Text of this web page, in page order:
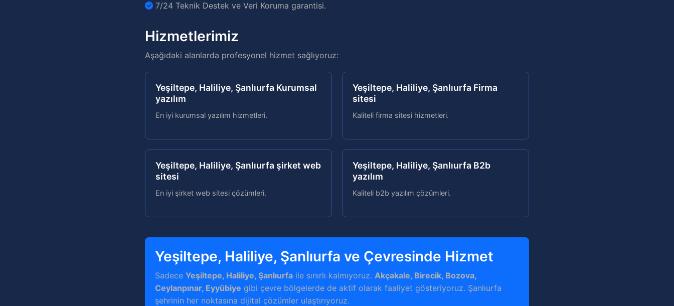
7/24 Teknik Destek ve Veri Koruma garantisi.
Hizmetlerimiz
Aşağıdaki alanlarda profesyonel hizmet sağlıyoruz:
Yeşiltepe, Haliliye, Şanlıurfa Kurumsal
yazılım
En iyi kurumsal yazılım hizmetleri.
Yeşiltepe, Haliliye, Şanlıurfa Firma
sitesi
Kaliteli firma sitesi hizmetleri.
Yeşiltepe, Haliliye, Şanlıurfa şirket web
sitesi
En iyi şirket web sitesi çözümleri.
Yeşiltepe, Haliliye, Şanlıurfa B2b
yazılım
Kaliteli b2b yazılım çözümleri.
Yeşiltepe, Haliliye, Şanlıurfa ve Çevresinde Hizmet
SadeceYeşiltepe, Haliliye, Şanlıurfa ile sınırlı kalmıyoruz.Akçakale, Birecik, Bozova,
Ceylanpınar, Eyyübiye gibi çevre bölgelerde de aktif olarak faaliyet gösteriyoruz. Şanlıurfa
şehrinin her noktasına dijital çözümler ulaştırıyoruz.